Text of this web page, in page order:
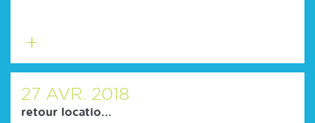
savoir
plus
27 AVR. 2018
retour locatio...